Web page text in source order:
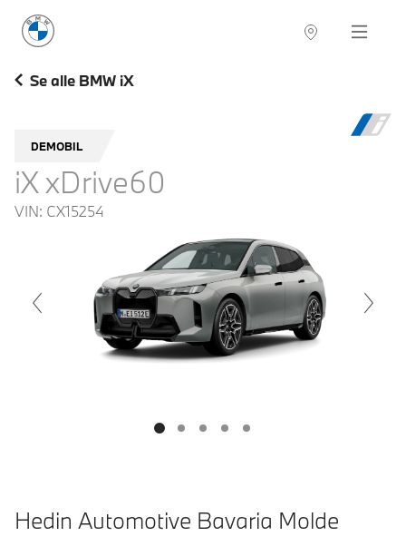
BMW Norge Navigation
Se alle BMW iX
DEMOBIL
iX xDrive60
VIN: CX15254
Hedin Automotive Bavaria Molde